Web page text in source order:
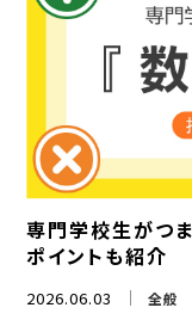
専門学校生がつ
ポイントも紹介
2026.06.03 全般